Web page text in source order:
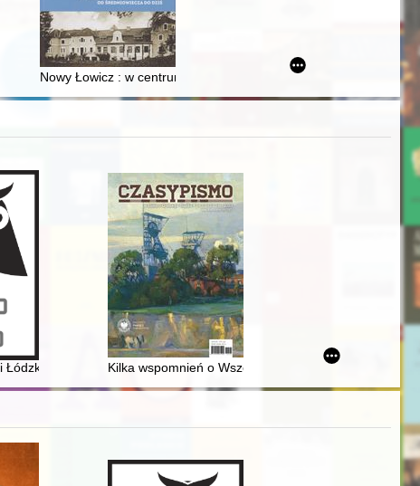
w 2. poł. XIX w
w XVI-wiecznej Rzeczypospolitej
Nowy Łowicz : w centrum poligonu drawskiego od średniowiecza
dla Polski
Łódzkiej = 80 years of Lodz University of Technology
Kilka wspomnień o Wszechnicy Górnośląskiej